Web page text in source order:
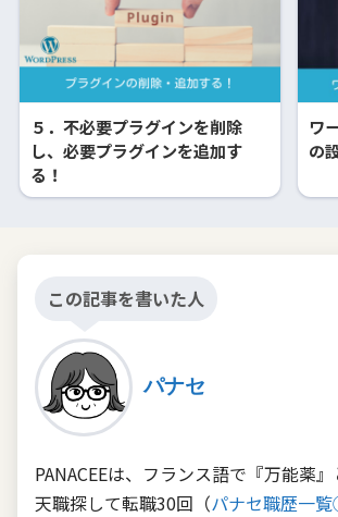
５．不必要プラグインを削除
し、必要プラグインを追加す
る！
ワ
の
この記事を書いた人
パナセ
PANACEEは、フランス語で『万能薬』
天職探して転職30回（パナセ職歴一